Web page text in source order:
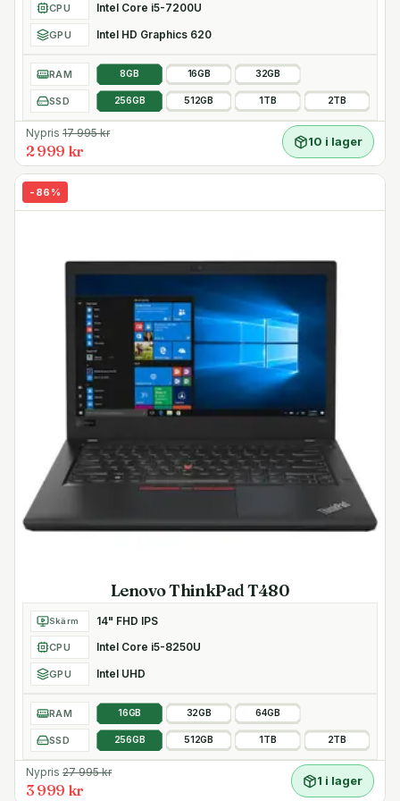
CPU Intel Core i5-7200U
GPU Intel HD Graphics 620
RAM 8GB 16GB 32GB
SSD 256GB 512GB 1TB 2TB
Nypris 17 995kr
2 999 kr
10 i lager
- 86 %
Lenovo ThinkPad T480
Skärm 14" FHD IPS
CPU Intel Core i5-8250U
GPU Intel UHD
RAM 16GB 32GB 64GB
SSD 256GB 512GB 1TB 2TB
Nypris 27 995kr
3 999 kr
1 i lager